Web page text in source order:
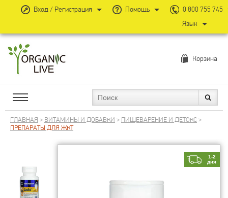
Корзина
ГЛАВНАЯ > ВИТАМИНЫ И ДОБАВКИ > ПИЩЕВАРЕНИЕ И ДЕТОКС>
ПРЕПАРАТЫ ДЛЯ ЖКТ
1-2
дня
Вход / Регистрация Помощь
0 800 755 745
Язык